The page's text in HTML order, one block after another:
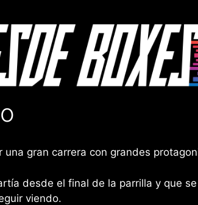
gran carrera con grandes
desde el final de la parrilla y que
viendo.